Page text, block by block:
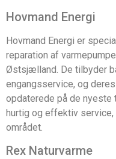
Hovmand Energi
Hovmand Energi er
reparation af
Østsjælland. De tilbyder
engangsservice, og
opdaterede på de nyeste
hurtig og effektiv
området.
Rex Naturvarme